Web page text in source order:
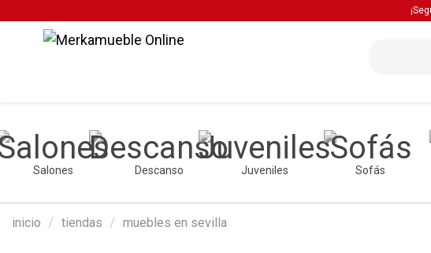
Salones Descanso Juveniles Sofás
inicio tiendas muebles en sevilla